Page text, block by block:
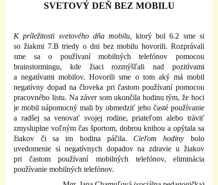
SVETOVÝ DEŇ BEZ MOBILU
K príležitosti svetového dňa mobilu, ktorý bol 6.2 sme si
so žiakmi 7.B triedy o dni bez mobilu hovorili. Rozprávali
sme sa o používaní mobilných telefónov pomocou
brainstormingu, kde žiaci rozmýšľali nad pozitívami
a negatívami mobilov. Hovorili sme o tom aký má mobil
negatívny dopad na človeka pri častom používaní pomocou
pracovného listu. Na záver som ukončila hodinu tým, že hoci
je mobil nápomocný mali by obmedziť jeho časté používanie
a radšej sa venovať svojej rodine, priateľom alebo tráviť
zmysluplne voľným čas športom, dobrou knihou a opýtala sa
žiakov či sa im hodina páčila. Cieľom hodiny bolo
uvedomenie si negatívnych dopadov na zdravie u žiakov
pri častom používaní mobilných telefónov, eliminácia
používanie mobilných telefónov.